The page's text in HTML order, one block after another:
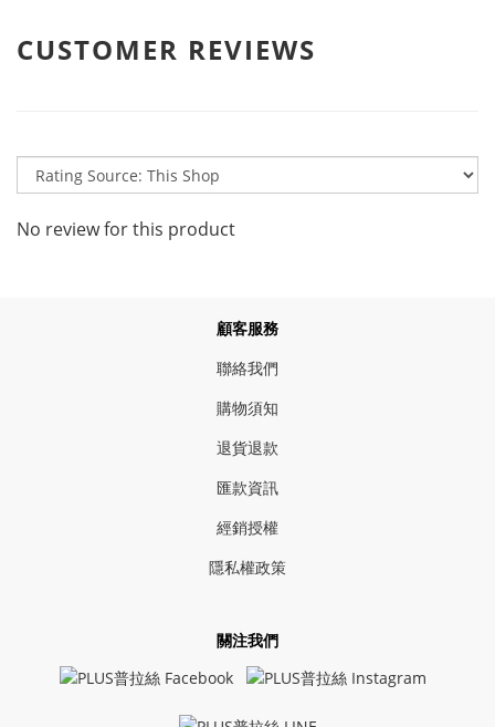
CUSTOMER REVIEWS
No review for this product
顧客服務
聯絡我們
購物須知
退貨退款
匯款資訊
經銷授權
隱私權政策
關注我們